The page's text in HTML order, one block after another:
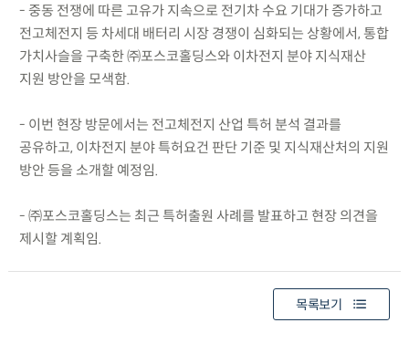
- 중동 전쟁에 따른 고유가 지속으로 전기차 수요 기대가 증가하고
전고체전지 등 차세대 배터리 시장 경쟁이 심화되는 상황에서, 통합
가치사슬을 구축한 ㈜포스코홀딩스와 이차전지 분야 지식재산
지원 방안을 모색함.
- 이번 현장 방문에서는 전고체전지 산업 특허 분석 결과를
공유하고, 이차전지 분야 특허요건 판단 기준 및 지식재산처의 지원
방안 등을 소개할 예정임.
- ㈜포스코홀딩스는 최근 특허출원 사례를 발표하고 현장 의견을
제시할 계획임.
목록보기